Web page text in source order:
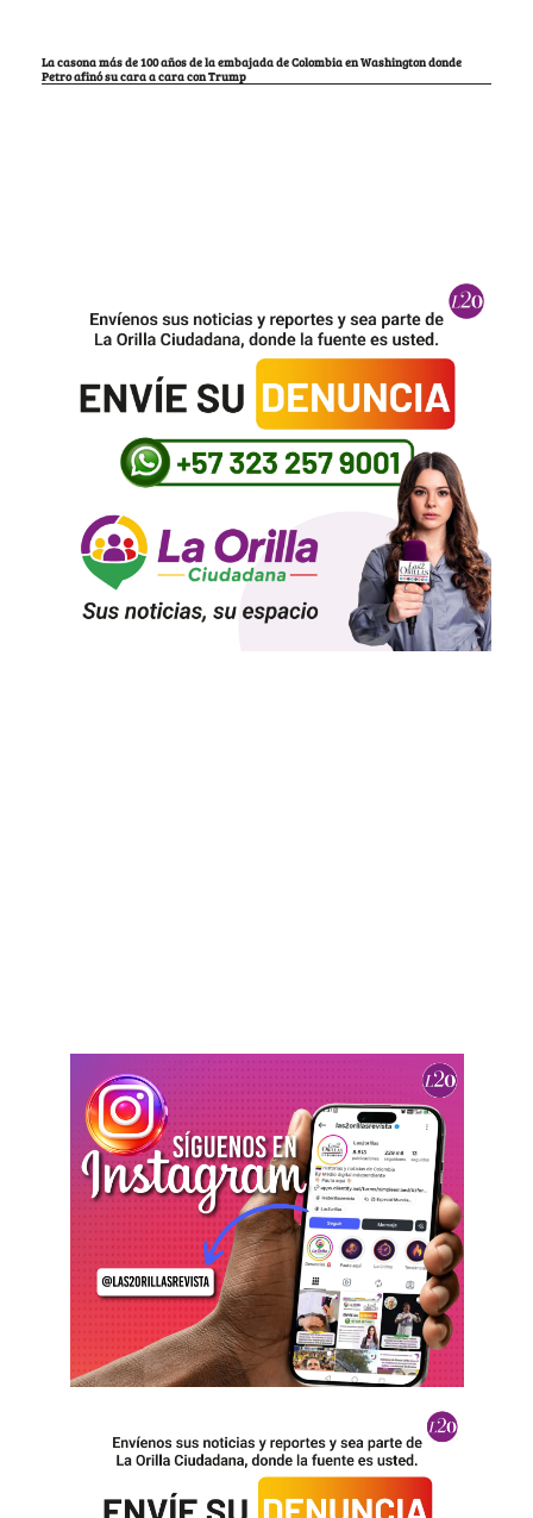
La casona más de 100 años de la embajada de Colombia en Washington donde
Petro afinó su cara a cara con Trump